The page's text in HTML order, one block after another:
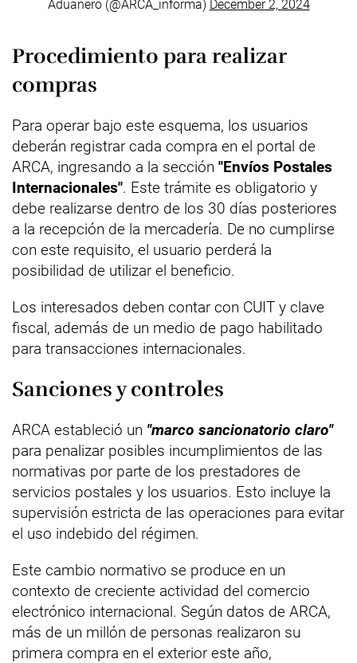
Aduanero (@ARCA_informa) December 2, 2024
Procedimiento para realizar
compras
Para operar bajo este esquema, los usuarios
deberán registrar cada compra en el portal de
ARCA, ingresando a la sección "Envíos Postales
Internacionales". Este trámite es obligatorio y
debe realizarse dentro de los 30 días posteriores
a la recepción de la mercadería. De no cumplirse
con este requisito, el usuario perderá la
posibilidad de utilizar el beneficio.
Los interesados deben contar con CUIT y clave
fiscal, además de un medio de pago habilitado
para transacciones internacionales.
Sanciones y controles
ARCA estableció un "marco sancionatorio claro"
para penalizar posibles incumplimientos de las
normativas por parte de los prestadores de
servicios postales y los usuarios. Esto incluye la
supervisión estricta de las operaciones para evitar
el uso indebido del régimen.
Este cambio normativo se produce en un
contexto de creciente actividad del comercio
electrónico internacional. Según datos de ARCA,
más de un millón de personas realizaron su
primera compra en el exterior este año,